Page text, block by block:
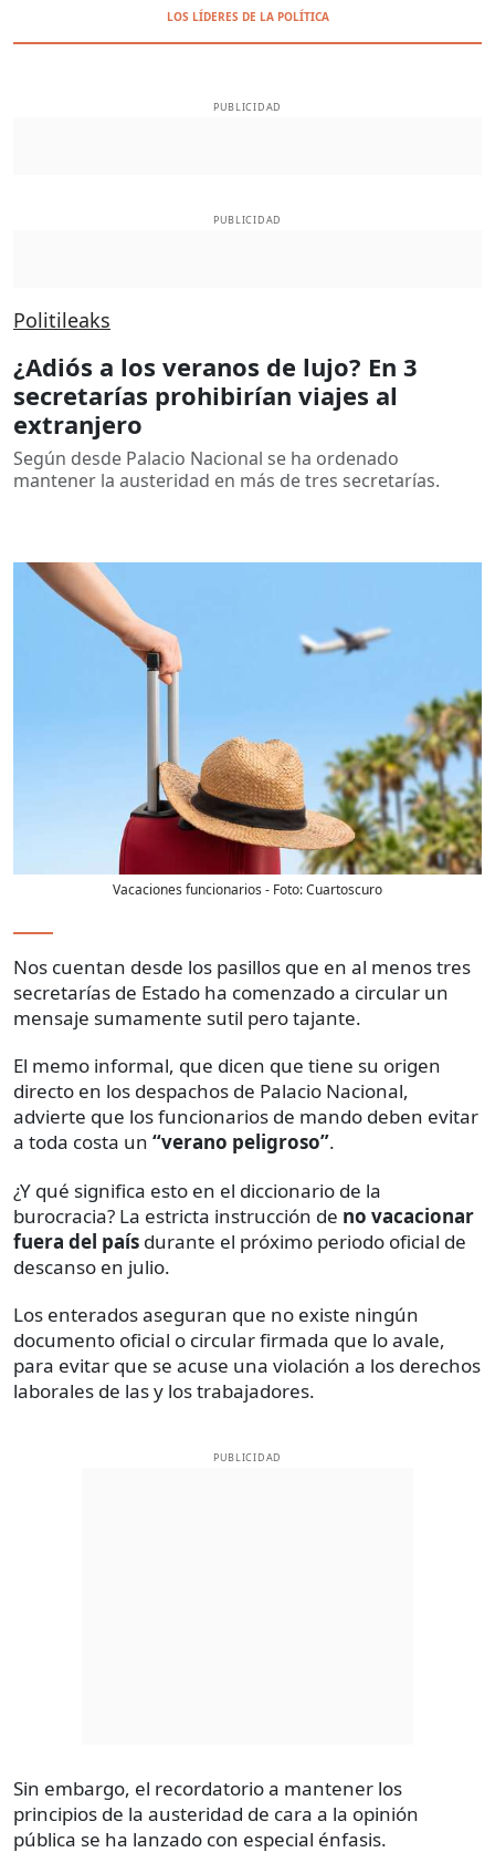
LOS LÍDERES DE LA POLÍTICA
PUBLICIDAD
PUBLICIDAD
Politileaks
¿Adiós a los veranos de lujo? En 3
secretarías prohibirían viajes al
extranjero
Según desde Palacio Nacional se ha ordenado
mantener la austeridad en más de tres secretarías.
Vacaciones funcionarios - Foto:Cuartoscuro
Nos cuentan desde los pasillos que en al menos tres
secretarías de Estado ha comenzado a circular un
mensaje sumamente sutil pero tajante.
El memo informal, que dicen que tiene su origen
directo en los despachos de Palacio Nacional,
advierte que los funcionarios de mando deben evitar
a toda costa un “verano peligroso”.
¿Y qué significa esto en el diccionario de la
burocracia? La estricta instrucción de no vacacionar
fuera del país durante el próximo periodo oficial de
descanso en julio.
Los enterados aseguran que no existe ningún
documento oficial o circular firmada que lo avale,
para evitar que se acuse una violación a los derechos
laborales de las y los trabajadores.
PUBLICIDAD
Sin embargo, el recordatorio a mantener los
principios de la austeridad de cara a la opinión
pública se ha lanzado con especial énfasis.